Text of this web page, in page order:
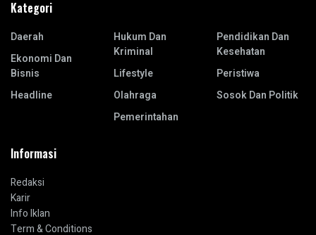
Kategori
Daerah
Ekonomi Dan
Bisnis
Headline
Hukum Dan
Kriminal
Lifestyle
Olahraga
Pemerintahan
Pendidikan Dan
Kesehatan
Peristiwa
Sosok Dan Politik
Informasi
Redaksi
Karir
Info Iklan
Term & Conditions